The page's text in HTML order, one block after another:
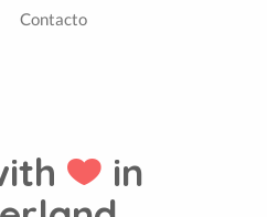
Contacto
in